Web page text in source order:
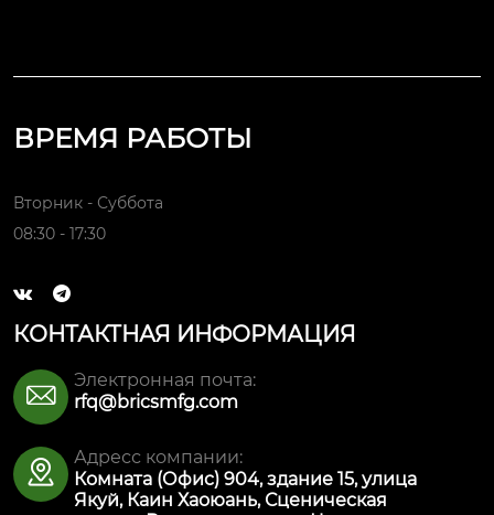
ВРЕМЯ РАБОТЫ
Вторник - Суббота
08:30 - 17:30
 
КОНТАКТНАЯ ИНФОРМАЦИЯ

Электронная почта:
rfq@bricsmfg.com

Адресс компании:
Комната (Офис) 904, здание 15, улица
Якуй, Каин Хаоюань, Сценическая